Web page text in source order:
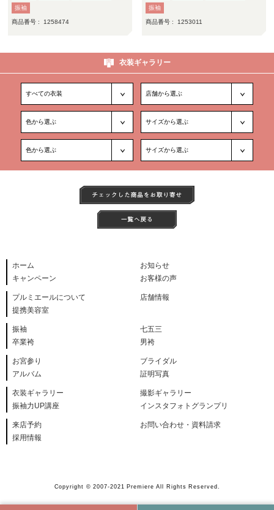
振袖
商品番号 : 1258474
振袖
商品番号 : 1253011
衣装ギャラリー
ホーム
お知らせ
キャンペーン
お客様の声
プルミエールについて
店舗情報
提携美容室
振袖
七五三
卒業袴
男袴
お宮参り
ブライダル
アルバム
証明写真
衣装ギャラリー
撮影ギャラリー
振袖力UP講座
インスタフォトグランプリ
来店予約
お問い合わせ・資料請求
採用情報
Copyright © 2007-2021 Premiere All Rights Reserved.